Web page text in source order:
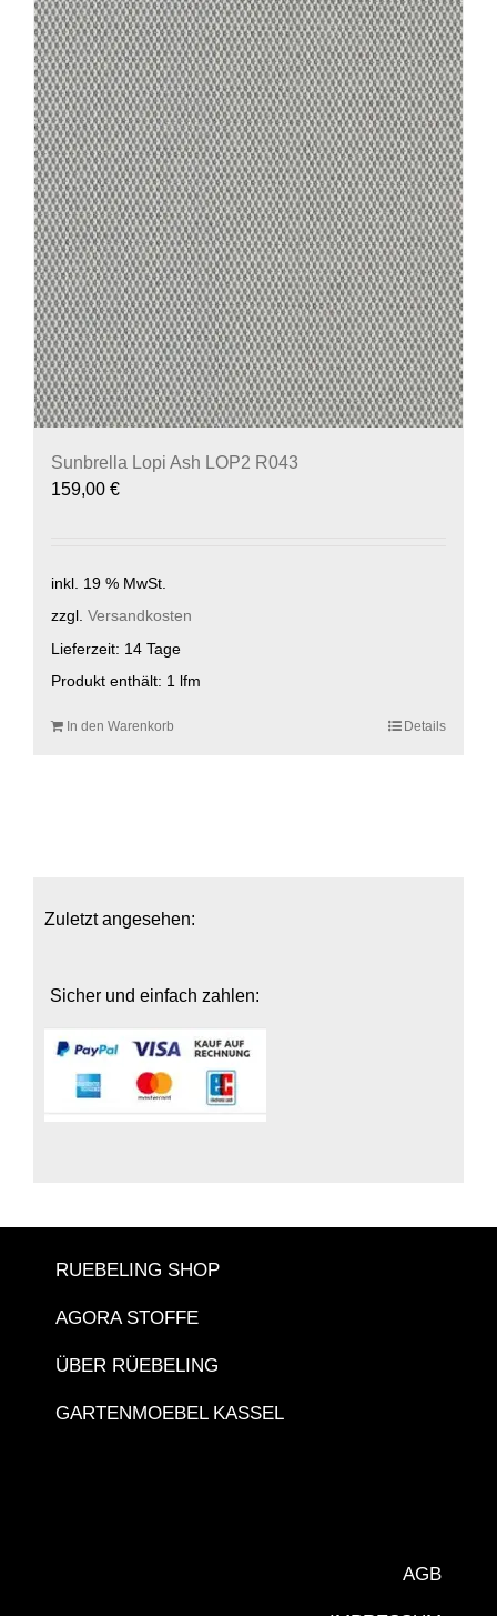
Sunbrella Lopi Ash LOP2 R043
159,00 €
inkl. 19 % MwSt.
zzgl. Versandkosten
Lieferzeit: 14 Tage
Produkt enthält: 1 lfm
In den Warenkorb Details
Zuletzt angesehen:
Sicher und einfach zahlen:
RUEBELING SHOP
AGORA STOFFE
ÜBER RÜEBELING
GARTENMOEBEL KASSEL
AGB